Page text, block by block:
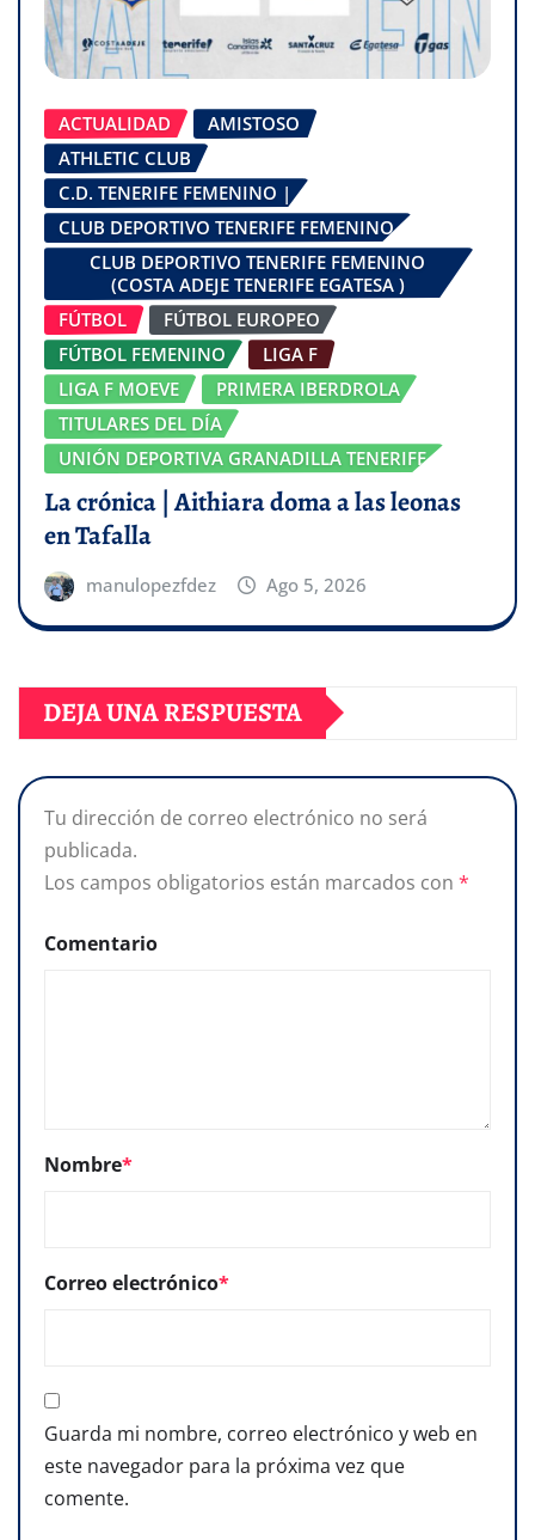
ACTUALIDAD
AMISTOSO
ATHLETIC CLUB
C.D. TENERIFE FEMENINO |
CLUB DEPORTIVO TENERIFE FEMENINO
CLUB DEPORTIVO TENERIFE FEMENINO
(COSTA ADEJE TENERIFE EGATESA )
FÚTBOL
FÚTBOL EUROPEO
FÚTBOL FEMENINO
LIGA F
LIGA F MOEVE
PRIMERA IBERDROLA
TITULARES DEL DÍA
UNIÓN DEPORTIVA GRANADILLA TENERIFE
La crónica | Aithiara doma a las leonas
en Tafalla
manulopezfdez Ago 5, 2026
DEJA UNA RESPUESTA
Tu dirección de correo electrónico no será
publicada.
Los campos obligatorios están marcados con *
Comentario
Nombre*
Correo electrónico*
Guarda mi nombre, correo electrónico y web en
este navegador para la próxima vez que
comente.